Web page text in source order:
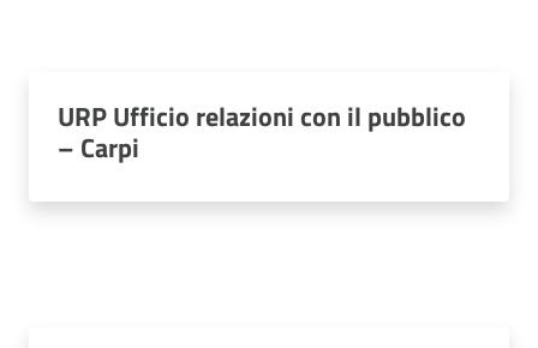
URP Ufficio relazioni con il pubblico
– Carpi